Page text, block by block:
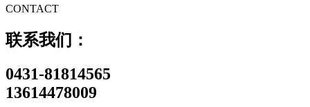
CONTACT
联系我们：
0431-81814565
13614478009